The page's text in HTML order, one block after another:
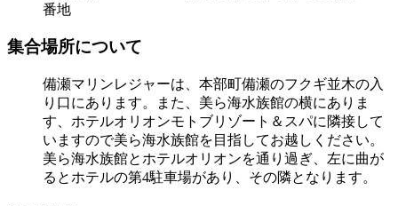
番地
集合場所について
備瀬マリンレジャーは、本部町備瀬のフクギ並木の入
り口にあります。また、美ら海水族館の横にありま
す、ホテルオリオンモトブリゾート＆スパに隣接して
いますので美ら海水族館を目指してお越しください。
美ら海水族館とホテルオリオンを通り過ぎ、左に曲が
るとホテルの第4駐車場があり、その隣となります。